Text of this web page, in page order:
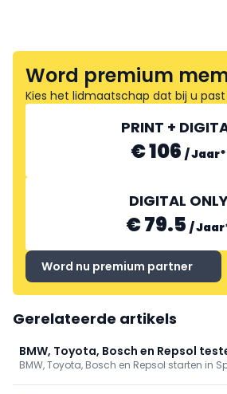
Word premium
Kies het lidmaatschap dat bij u past
PRINT +
€ 106 /Jaar*
DIGITAL
€ 79.5 /Jaar
Word nu premium partner
Gerelateerde artikels
BMW, Toyota, Bosch en Repsol
benzine
BMW, Toyota, Bosch en Repsol starten in